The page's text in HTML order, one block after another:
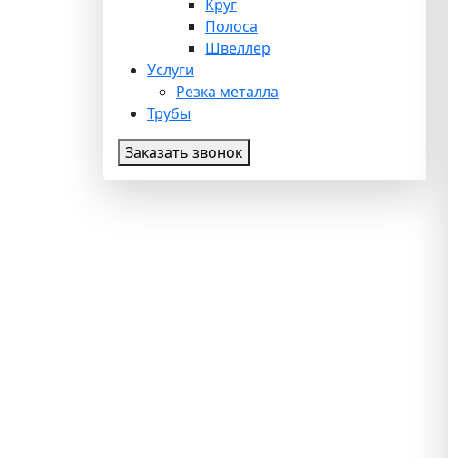
Круг
Полоса
Швеллер
Услуги
Резка металла
Трубы
Заказать звонок